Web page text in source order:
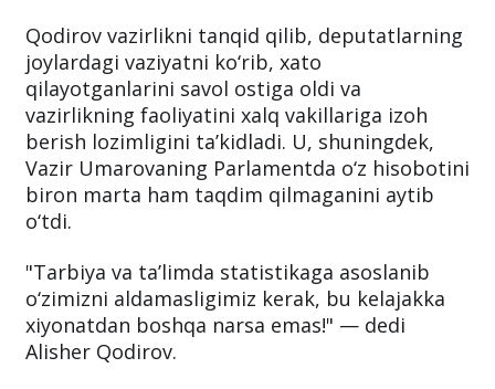
Qodirov vazirlikni tanqid qilib, deputatlarning
joylardagi vaziyatni ko‘rib, xato
qilayotganlarini savol ostiga oldi va
vazirlikning faoliyatini xalq vakillariga izoh
berish lozimligini ta’kidladi. U, shuningdek,
Vazir Umarovaning Parlamentda o‘z hisobotini
biron marta ham taqdim qilmaganini aytib
o‘tdi.
"Tarbiya va ta’limda statistikaga asoslanib
o‘zimizni aldamasligimiz kerak, bu kelajakka
xiyonatdan boshqa narsa emas!" — dedi
Alisher Qodirov.